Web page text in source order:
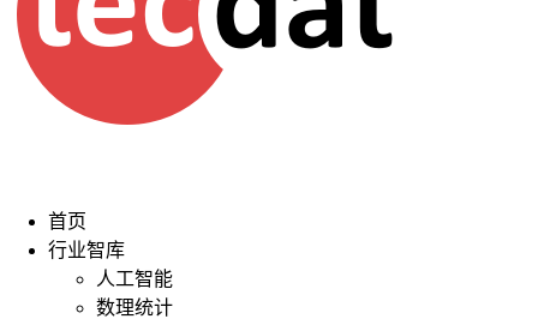
首页
行业智库
人工智能
数理统计